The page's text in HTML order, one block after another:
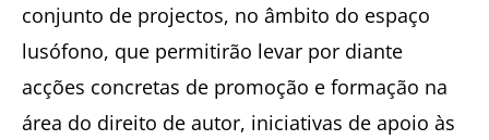
conjunto de projectos, no âmbito do espaço
lusófono, que permitirão levar por diante
acções concretas de promoção e formação na
área do direito de autor, iniciativas de apoio às